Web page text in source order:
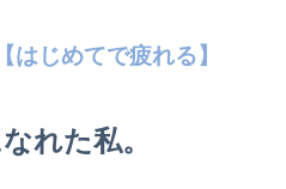
はじめてで疲れる】
れた私。